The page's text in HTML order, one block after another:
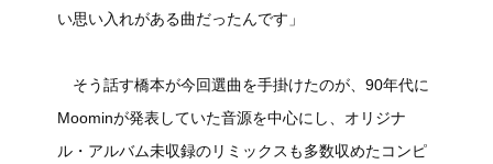
い思い入れがある曲だったんです」
そう話す橋本が今回選曲を手掛けたのが、90年代に
Moominが発表していた音源を中心にし、オリジナ
ル・アルバム未収録のリミックスも多数収めたコンピ